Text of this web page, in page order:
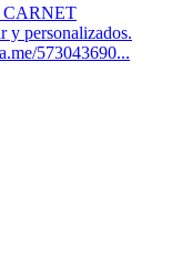
personalizados.
573043690...